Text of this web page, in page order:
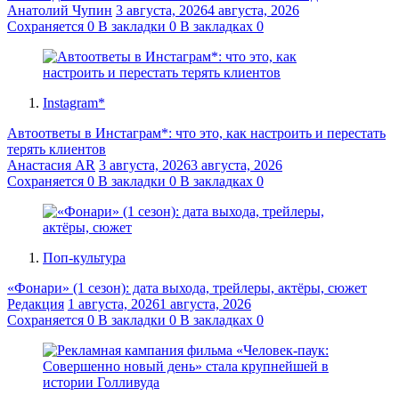
Анатолий Чупин 3 августа, 20264 августа, 2026
Сохраняется 0 В закладки 0 В закладках 0
Instagram*
Автоответы в Инстаграм*: что это, как настроить и перестать
терять клиентов
Анастасия AR 3 августа, 20263 августа, 2026
Сохраняется 0 В закладки 0 В закладках 0
Поп-культура
«Фонари» (1 сезон): дата выхода, трейлеры, актёры, сюжет
Редакция 1 августа, 20261 августа, 2026
Сохраняется 0 В закладки 0 В закладках 0